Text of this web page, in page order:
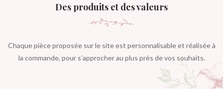
Des produits et des valeurs
Chaque pièce proposée sur le site est personnalisable et réalisée à
la commande, pour s’approcher au plus près de vos souhaits.